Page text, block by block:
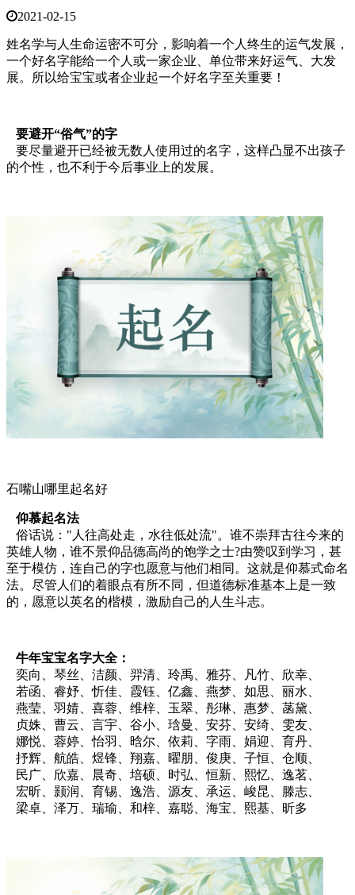
2021-02-15
姓名学与人生命运密不可分，影响着一个人终生的运气发展，
一个好名字能给一个人或一家企业、单位带来好运气、大发
展。所以给宝宝或者企业起一个好名字至关重要！
要避开“俗气”的字
要尽量避开已经被无数人使用过的名字，这样凸显不出孩子
的个性，也不利于今后事业上的发展。
石嘴山哪里起名好
仰慕起名法
俗话说："人往高处走，水往低处流"。谁不崇拜古往今来的
英雄人物，谁不景仰品德高尚的饱学之士?由赞叹到学习，甚
至于模仿，连自己的字也愿意与他们相同。这就是仰慕式命名
法。尽管人们的着眼点有所不同，但道德标准基本上是一致
的，愿意以英名的楷模，激励自己的人生斗志。
牛年宝宝名字大全：
奕向、琴丝、洁颜、羿清、玲禹、雅芬、凡竹、欣幸、
若函、睿妤、忻佳、霞钰、亿鑫、燕梦、如思、丽水、
燕莹、羽婧、喜蓉、维梓、玉翠、彤琳、惠梦、菡黛、
贞姝、曹云、言宇、谷小、琀曼、安芬、安绮、雯友、
娜悦、蓉婷、怡羽、晗尔、依莉、字雨、娟迎、育丹、
抒辉、航皓、煜锋、翔嘉、曜朋、俊庚、子恒、仓顺、
民广、欣嘉、晨奇、培硕、时弘、恒新、熙忆、逸茗、
宏昕、颢润、育锡、逸浩、源友、承运、峻昆、滕志、
梁卓、泽万、瑞瑜、和梓、嘉聪、海宝、熙基、昕多